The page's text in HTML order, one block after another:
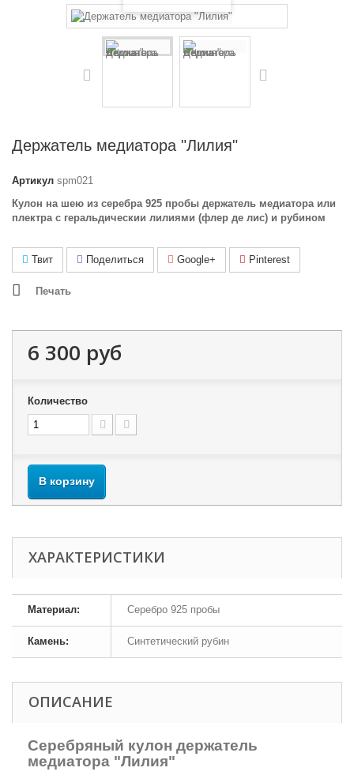
Держатель медиатора "Лилия"
Артикул spm021
Кулон на шею из серебра 925 пробы держатель медиатора или
плектра с геральдическии лилиями (флер де лис) и рубином
Твит Поделиться Google+ Pinterest
Печать
6 300 руб
Количество
В корзину
ХАРАКТЕРИСТИКИ
Материал: Серебро 925 пробы
Камень: Синтетический рубин
ОПИСАНИЕ
Серебряный кулон держатель
медиатора "Лилия"